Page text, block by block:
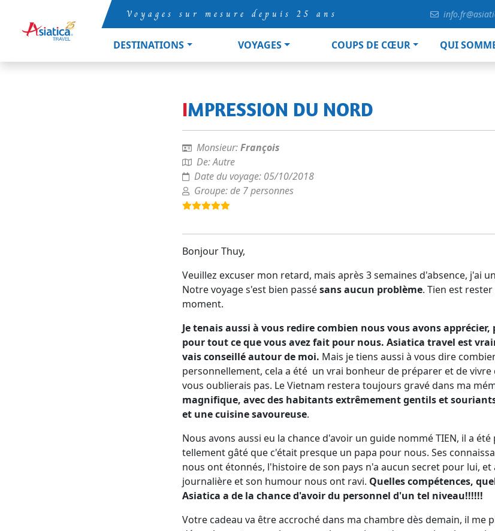
Voyages sur mesure depuis 25 ans
DESTINATIONS VOYAGES COUPS DE CŒUR QUI
IMPRESSION DU NORD
Monsieur:François
De:Autre
Date du voyage: 05/10/2018
Groupe:de 7 personnes
Bonjour Thuy,
Veuillez excuser mon retard, mais après 3 semaines d'absence, j'ai
Notre voyage s'est bien passésans aucun problème. Tien est
moment.
Je tenais aussi à vous redire combien nous vous avons
pour tout ce que vous avez fait pour nous. Asiatica travel est
vais conseillé autour de moi. Mais je tiens aussi à vous dire
personnellement, cela a été un vrai bonheur de préparer et de vivre
vous oublierais pas. Le Vietnam restera toujours gravé dans ma
magnifique, avec des habitants extrêmement gentils et
et une cuisine savoureuse.
Nous avons aussi eu la chance d'avoir un guide nommé TIEN, il a
tellement gâté que c'était presque un papa pour nous. Ses
nous ont étonnés, l'histoire de son pays n'a aucun secret pour lui,
journalière et son humour nous ont ravi. Quelles compétences,
Asiatica a de la chance d'avoir du personnel d'un tel niveau!!!!!!
Votre cadeau va être accroché dans ma chambre dès demain, il me